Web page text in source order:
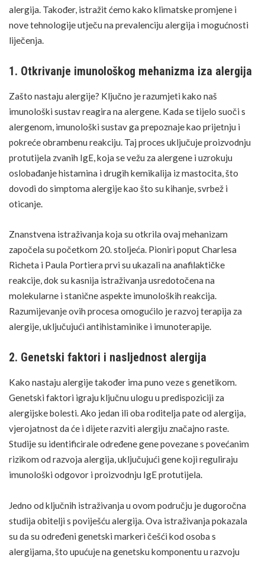
alergija. Također, istražit ćemo kako klimatske promjene i
nove tehnologije utječu na prevalenciju alergija i mogućnosti
liječenja.
1. Otkrivanje imunološkog mehanizma iza alergija
Zašto nastaju alergije? Ključno je razumjeti kako naš
imunološki sustavreagira na alergene. Kada se tijelo suoči s
alergenom, imunološki sustav ga prepoznaje kao prijetnju i
pokreće obrambenu reakciju. Taj proces uključuje proizvodnju
protutijela zvanih IgE, koja se vežu za alergene i uzrokuju
oslobađanje histamina i drugih kemikalija iz mastocita, što
dovodi do simptoma alergije kao što su kihanje, svrbež i
oticanje.
Znanstvena istraživanja koja su otkrila ovaj mehanizam
započela su početkom 20. stoljeća. Pioniri poput Charlesa
Richeta i Paula Portiera prvi su ukazali na anafilaktičke
reakcije, dok su kasnija istraživanja usredotočena na
molekularne i stanične aspekte imunoloških reakcija.
Razumijevanje ovih procesa omogućilo je razvoj terapija za
alergije, uključujući antihistaminike i imunoterapije.
2. Genetski faktori i nasljednost alergija
Kako nastaju alergije također ima puno veze s genetikom.
Genetski faktori igraju ključnu ulogu u predispoziciji za
alergijske bolesti. Ako jedan ili oba roditelja pate od alergija,
vjerojatnost da će i dijete razviti alergiju značajno raste.
Studije su identificirale određene gene povezane s povećanim
rizikom od razvoja alergija, uključujući gene koji reguliraju
imunološki odgovor i proizvodnju IgE protutijela.
Jedno od ključnih istraživanja u ovom području je dugoročna
studija obitelji s poviješću alergija. Ova istraživanja pokazala
su da su određeni genetski markeri češći kod osoba s
alergijama, što upućuje na genetsku komponentu u razvoju